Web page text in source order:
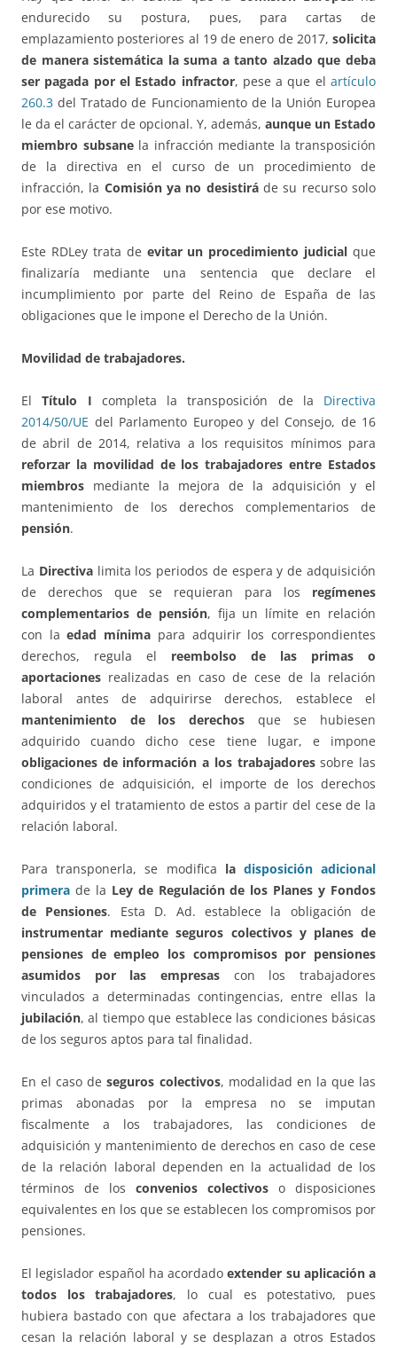
endurecido su postura, pues, para cartas de
emplazamiento posteriores al 19 de enero de 2017, solicita
de manera sistemática la suma a tanto alzado que deba
ser pagada por el Estado infractor, pese a que el artículo
260.3 del Tratado de Funcionamiento de la Unión Europea
le da el carácter de opcional. Y, además, aunque un Estado
miembro subsanela infracción mediante la transposición
de la directiva en el curso de un procedimiento de
infracción, la Comisión ya no desistiráde su recurso solo
por ese motivo.
Este RDLey trata de evitar un procedimiento judicial que
finalizaría mediante una sentencia que declare el
incumplimiento por parte del Reino de España de las
obligaciones que le impone el Derecho de la Unión.
Movilidad de trabajadores.
ElTítulo I completa la transposición de la Directiva
2014/50/UE del Parlamento Europeo y del Consejo, de 16
de abril de 2014, relativa a los requisitos mínimos para
reforzar la movilidad de los trabajadores entre Estados
miembros mediante la mejora de la adquisición y el
mantenimiento de los derechos complementarios de
pensión.
La Directiva limita los periodos de espera y de adquisición
de derechos que se requieran para los regímenes
complementarios de pensión, fija un límite en relación
con laedad mínima para adquirir los correspondientes
derechos, regula el reembolso de las primas o
aportaciones realizadas en caso de cese de la relación
laboral antes de adquirirse derechos, establece el
mantenimiento de los derechos que se hubiesen
adquirido cuando dicho cese tiene lugar, e impone
obligaciones de información a los trabajadoressobre las
condiciones de adquisición, el importe de los derechos
adquiridos y el tratamiento de estos a partir del cese de la
relación laboral.
Para transponerla, se modifica la disposición adicional
primera de la Ley de Regulación de los Planes y Fondos
de Pensiones. Esta D. Ad. establece la obligación de
instrumentar mediante seguros colectivos y planes de
pensiones de empleo los compromisos por pensiones
asumidos por las empresas con los trabajadores
vinculados a determinadas contingencias, entre ellas la
jubilación, al tiempo que establece las condiciones básicas
de los seguros aptos para tal finalidad.
En el caso deseguros colectivos, modalidad en la que las
primas abonadas por la empresa no se imputan
fiscalmente a los trabajadores, las condiciones de
adquisición y mantenimiento de derechos en caso de cese
de la relación laboral dependen en la actualidad de los
términos de los convenios colectivos o disposiciones
equivalentes en los que se establecen los compromisos por
pensiones.
El legislador español ha acordadoextender su aplicación a
todos los trabajadores, lo cual es potestativo, pues
hubiera bastado con que afectara a los trabajadores que
cesan la relación laboral y se desplazan a otros Estados